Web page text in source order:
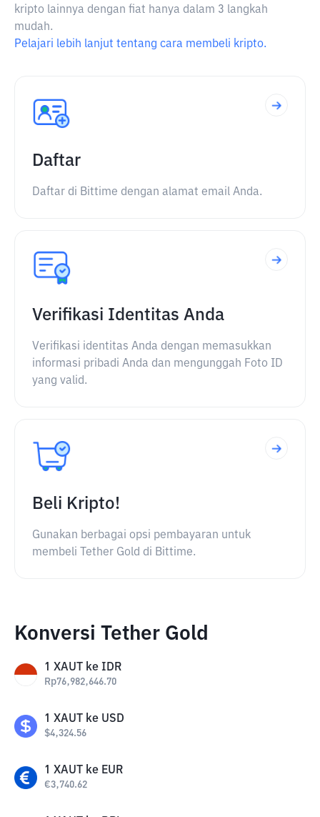
kripto lainnya dengan fiat hanya dalam 3 langkah
mudah.
Pelajari lebih lanjut tentang cara membeli kripto.
Daftar
Daftar di Bittime dengan alamat email Anda.
Verifikasi Identitas Anda
Verifikasi identitas Anda dengan memasukkan
informasi pribadi Anda dan mengunggah Foto ID
yang valid.
Beli Kripto!
Gunakan berbagai opsi pembayaran untuk
membeli Tether Gold di Bittime.
Konversi Tether Gold
1 XAUT ke IDR
Rp76,982,646.70
1 XAUT ke USD
$4,324.56
1 XAUT ke EUR
€3,740.62